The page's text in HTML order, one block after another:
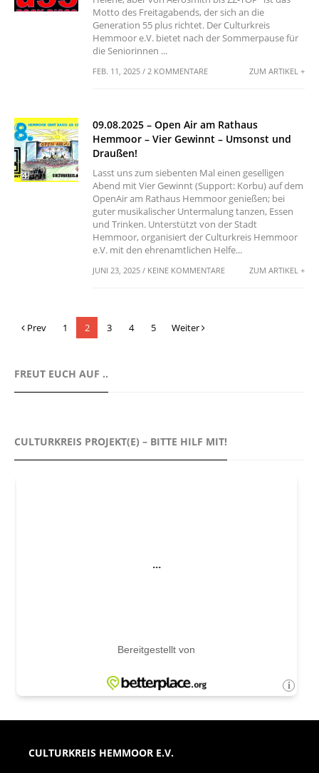
Motto des Freitagabends, der sich an die
Generation 55 plus richtet. Der Culturkreis
Hemmoor e.V. bietet nach der Sommerpause für
die Seniorinnen ...
FEB. 11, 2025 / 2 KOMMENTARE ZUM ARTIKEL +
09.08.2025 – Open Air am Rathaus
Hemmoor – Vier Gewinnt – Umsonst und
Draußen!
Lasst uns zum siebenten Mal einen geselligen
Abend mit Vier Gewinnt (Support: Korbu) auf dem
OpenAir am Rathaus Hemmoor genießen; bei
guter musikalischer Untermalung tanzen, Essen
und Trinken. Unterstützt von der Stadt
Hemmoor, organisiert der Culturkreis Hemmoor
e.V. mit den ehrenamtlichen Helfe...
JUNI 23, 2025 / KEINE KOMMENTARE ZUM ARTIKEL +
Prev 1 2 3 4 5 Weiter
FREUT EUCH AUF ..
CULTURKREIS PROJEKT(E) – BITTE HILF MIT!
CULTURKREIS HEMMOOR E.V.